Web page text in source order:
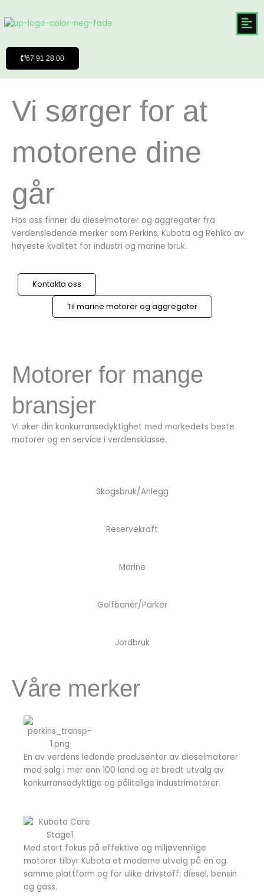
till
innehåll
67 91 28 00
Vi sørger for at
motorene dine
går
Hos oss finner du dieselmotorer og aggregater fra
verdensledende merker som Perkins, Kubota og Rehlko av
høyeste kvalitet for industri og marine bruk.
Kontakta oss
Til marine motorer og aggregater
Motorer for mange
bransjer
Vi øker din konkurransedyktighet med markedets beste
motorer og en service i verdensklasse.
Skogsbruk/Anlegg
Reservekraft
Marine
Golfbaner/Parker
Jordbruk
Våre merker
En av verdens ledende produsenter av dieselmotorer
med salg i mer enn 100 land og et bredt utvalg av
konkurransedyktige og pålitelige industrimotorer.
Med stort fokus på effektive og miljøvennlige
motorer tilbyr Kubota et moderne utvalg på én og
samme plattform og for ulike drivstoff: diesel, bensin
og gass.